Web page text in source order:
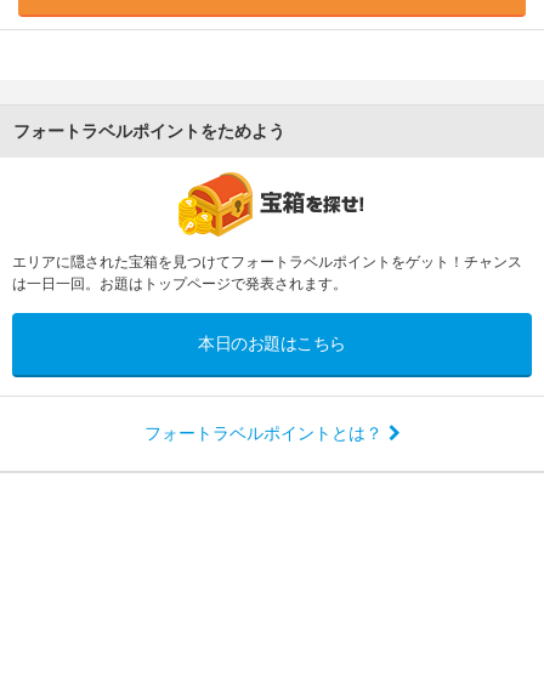
フォートラベルポイントをためよう
エリアに隠された宝箱を見つけてフォートラベルポイントをゲット！チャンス
は一日一回。お題はトップページで発表されます。
本日のお題はこちら
フォートラベルポイントとは？